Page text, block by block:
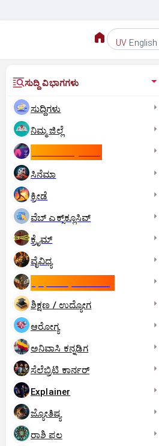
UV English
ಸುದ್ದಿ ವಿಭಾಗಗಳು
ಸುದ್ದಿಗಳು
ನಿಮ್ಮ ಜಿಲ್ಲೆ
ಸಿನೆಮಾ
ಕ್ರೀಡೆ
ವೆಬ್ ಎಕ್ಸ್‌ಕ್ಲೂಸಿವ್
ಕ್ರೈಮ್
ವೈವಿಧ್ಯ
ಶಿಕ್ಷಣ / ಉದ್ಯೋಗ
ಆರೋಗ್ಯ
ಅನಿವಾಸಿ ಕನ್ನಡಿಗ
ಸೆಲೆಬ್ರಿಟಿ ಕಾರ್ನರ್‌
Explainer
ಜ್ಯೋತಿಷ್ಯ
ರಾಶಿ ಫಲ